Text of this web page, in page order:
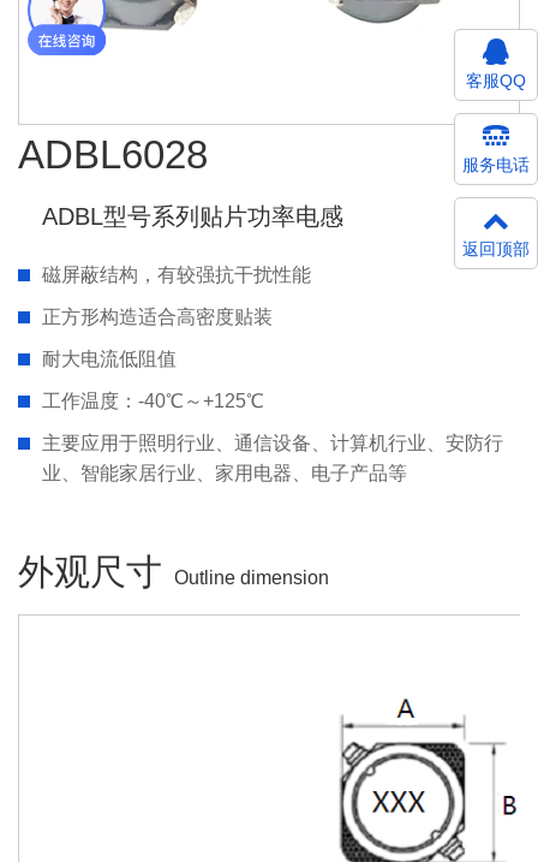
ADBL6028
ADBL型号系列贴片功率电感
磁屏蔽结构，有较强抗干扰性能
正方形构造适合高密度贴装
耐大电流低阻值
工作温度：-40℃～+125℃
主要应用于照明行业、通信设备、计算机行业、安防行
业、智能家居行业、家用电器、电子产品等
外观尺寸 Outline dimension
客服QQ
服务电话
返回顶部